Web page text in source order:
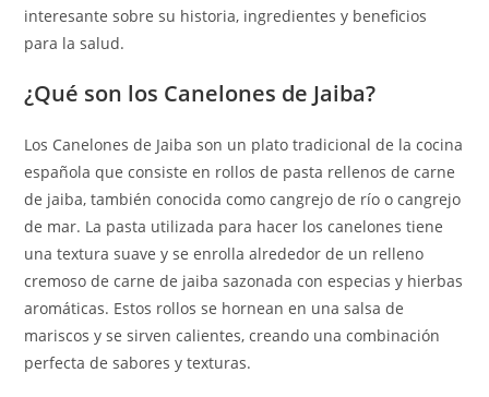
interesante sobre su historia, ingredientes y beneficios
para la salud.
¿Qué son los Canelones de Jaiba?
Los Canelones de Jaiba son un plato tradicional de la cocina
española que consiste en rollos de pasta rellenos de carne
de jaiba, también conocida como cangrejo de río o cangrejo
de mar. La pasta utilizada para hacer los canelones tiene
una textura suave y se enrolla alrededor de un relleno
cremoso de carne de jaiba sazonada con especias y hierbas
aromáticas. Estos rollos se hornean en una salsa de
mariscos y se sirven calientes, creando una combinación
perfecta de sabores y texturas.